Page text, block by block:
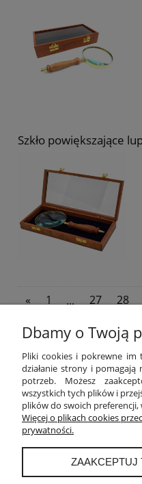
Szkło powiększające
« 1 ... 27 28
Dbamy o Twoją
Pliki cookies i pokrewne im
działanie strony i
potrzeb. Możesz
wszystkich tych plików i
plików do swoich
Więcej o plikach cookies
prywatności.
ZAAKCEPTUJ